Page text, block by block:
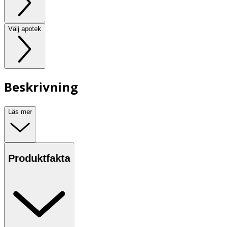
Välj apotek
Beskrivning
Läs mer
Produktfakta